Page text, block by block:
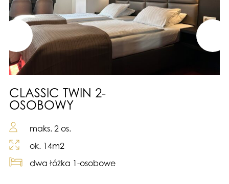
CLASSIC TWIN 2-
OSOBOWY
maks. 2 os.
ok. 14m2
dwa łóżka 1-osobowe